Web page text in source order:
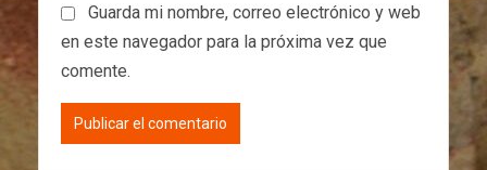
Guarda mi nombre, correo electrónico y web
en este navegador para la próxima vez que
comente.